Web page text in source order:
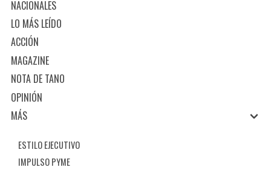
NACIONALES
LO MÁS LEÍDO
ACCIÓN
MAGAZINE
NOTA DE TANO
OPINIÓN
MÁS
ESTILO EJECUTIVO
IMPULSO PYME